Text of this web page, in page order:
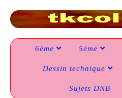
6ème 5ème
Dessin technique
Sujets DNB